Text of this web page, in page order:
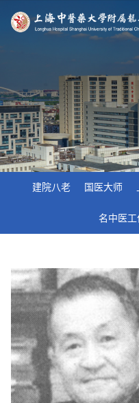
建院八老 国医大师
名中医工